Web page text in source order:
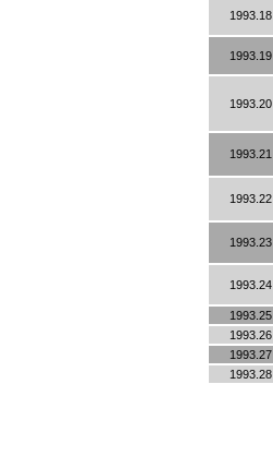
1993.18
1993.19
1993.20
1993.21
1993.22
1993.23
1993.24
1993.25
1993.26
1993.27
1993.28